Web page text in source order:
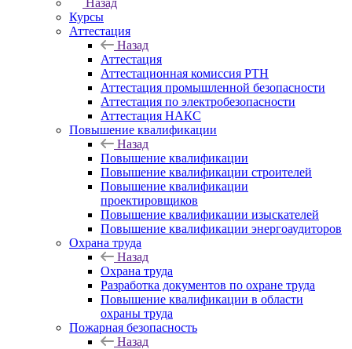
Назад
Курсы
Аттестация
Назад
Аттестация
Аттестационная комиссия РТН
Аттестация промышленной безопасности
Аттестация по электробезопасности
Аттестация НАКС
Повышение квалификации
Назад
Повышение квалификации
Повышение квалификации строителей
Повышение квалификации
проектировщиков
Повышение квалификации изыскателей
Повышение квалификации энергоаудиторов
Охрана труда
Назад
Охрана труда
Разработка документов по охране труда
Повышение квалификации в области
охраны труда
Пожарная безопасность
Назад